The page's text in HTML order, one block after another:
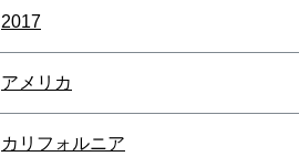
2017
アメリカ
カリフォルニア